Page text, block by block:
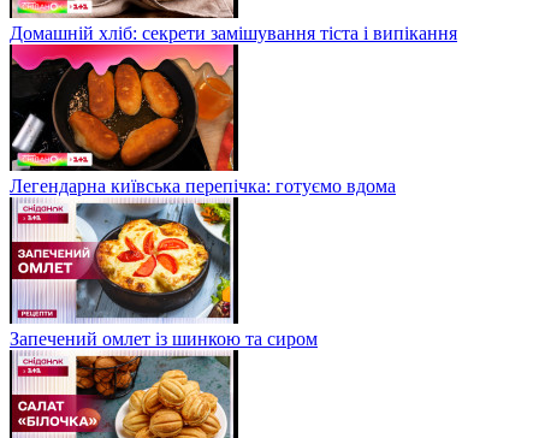
Домашній хліб: секрети замішування тіста і випікання
Легендарна київська перепічка: готуємо вдома
Запечений омлет із шинкою та сиром